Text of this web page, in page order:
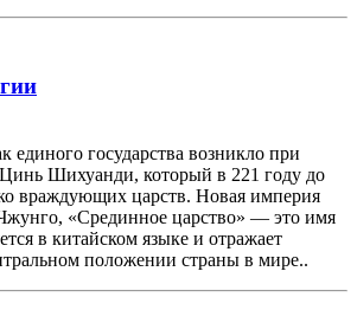
единого государства возникло при
Шихуанди, который в 221 году до
враждующих царств. Новая империя
«Срединное царство» — это имя
в китайском языке и отражает
положении страны в мире..